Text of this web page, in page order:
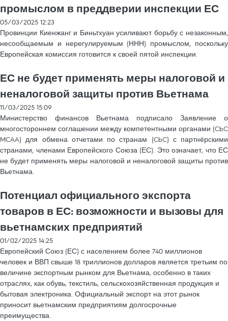
промыслом в преддверии инспекции ЕС
05/03/2025 12:23
Провинции Киенжанг и Биньтхуан усиливают борьбу с незаконным,
несообщаемым и нерегулируемым (ННН) промыслом, поскольку
Европейская комиссия готовится к своей пятой инспекции.
ЕС не будет применять меры налоговой и
неналоговой защиты против Вьетнама
11/03/2025 15:09
Министерство финансов Вьетнама подписало Заявление о
многостороннем соглашении между компетентными органами (CbC
MCAA) для обмена отчетами по странам (CbC) с партнёрскими
странами, членами Европейского Союза (ЕС). Это означает, что ЕС
не будет применять меры налоговой и неналоговой защиты против
Вьетнама.
Потенциал официального экспорта
товаров в ЕС: возможности и вызовы для
вьетнамских предприятий
01/02/2025 14:25
Европейский Союз (ЕС) с населением более 740 миллионов
человек и ВВП свыше 18 триллионов долларов является третьим по
величине экспортным рынком для Вьетнама, особенно в таких
отраслях, как обувь, текстиль, сельскохозяйственная продукция и
бытовая электроника. Официальный экспорт на этот рынок
приносит вьетнамским предприятиям долгосрочные
преимущества.